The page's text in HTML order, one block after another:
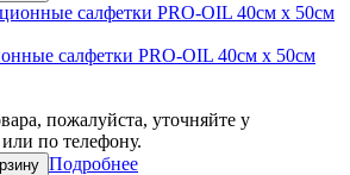
салфетки PRO-OIL 40см х 50см
пожалуйста, уточняйте у
по телефону.
Подробнее